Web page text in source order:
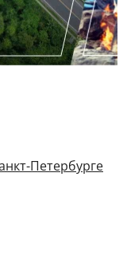
Петербурге